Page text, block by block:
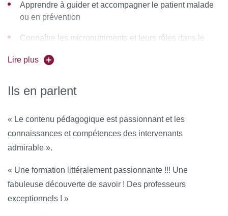
Apprendre à guider et accompagner le patient malade
ou en prévention
Connaître les micronutriments et leurs rôles dans le
comment l'évaluer et l'optimiser
Connaître le rôle des carences et excès en
micronutriments dans les pathologies chronique de
Lire plus
Ils en parlent
« Le contenu pédagogique est passionnant et les
connaissances et compétences des intervenants
admirable ».
« Une formation littéralement passionnante !!! Une
fabuleuse découverte de savoir ! Des professeurs
exceptionnels ! »